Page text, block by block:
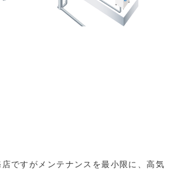
ですがメンテナンスを最小限に、高気